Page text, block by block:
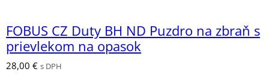
FOBUS CZ Duty BH ND Puzdro na zbraň s
prievlekom na opasok
28,00 € s DPH